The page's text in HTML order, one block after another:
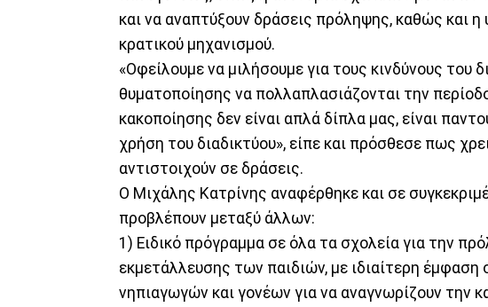
και να αναπτύξουν δράσεις πρόληψης, καθώς και
κρατικού μηχανισμού.
«Οφείλουμε να μιλήσουμε για τους κινδύνους του
θυματοποίησης να πολλαπλασιάζονται την
κακοποίησης δεν είναι απλά δίπλα μας, είναι
χρήση του διαδικτύου», είπε και πρόσθεσε πως
αντιστοιχούν σε δράσεις.
Ο Μιχάλης Κατρίνης αναφέρθηκε και σε
προβλέπουν μεταξύ άλλων:
1) Ειδικό πρόγραμμα σε όλα τα σχολεία για την
εκμετάλλευσης των παιδιών, με ιδιαίτερη
νηπιαγωγών και γονέων για να αναγνωρίζουν την